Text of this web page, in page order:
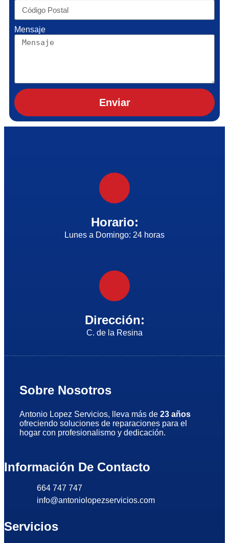
Mensaje
Enviar
Horario:
Lunes a Domingo: 24 horas
Dirección:
C. de la Resina
Sobre Nosotros
Antonio Lopez Servicios, lleva más de 23 años
ofreciendo soluciones de reparaciones para el
hogar con profesionalismo y dedicación.
Información De Contacto
664 747 747
info@antoniolopezservicios.com
Servicios